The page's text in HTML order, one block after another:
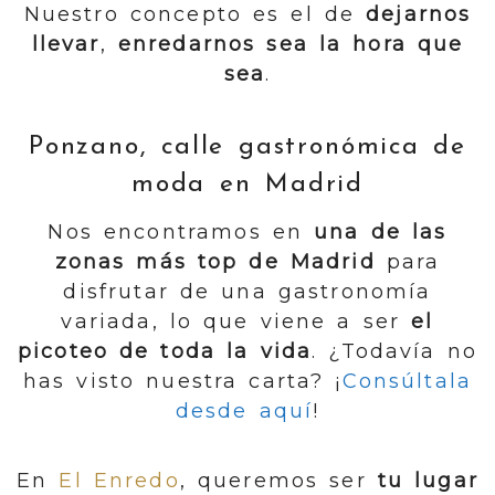
Nuestro concepto es el dedejarnos
llevar, enredarnos sea la hora que
sea.
Ponzano, calle gastronómica de
moda en Madrid
Nos encontramos en una de las
zonas más top de Madrid
para
disfrutar de una gastronomía
variada, lo que viene a serel
picoteo de toda la vida. ¿Todavía no
has visto nuestra carta? ¡Consúltala
desde aquí!
En El Enredo, queremos ser tu lugar